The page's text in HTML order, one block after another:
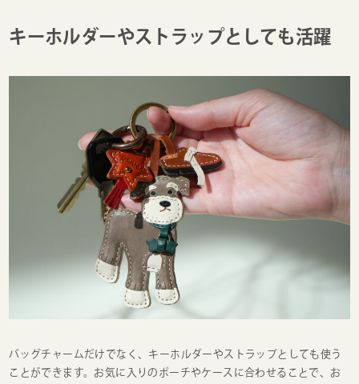
キーホルダーやストラップとしても活躍
バッグチャームだけでなく、キーホルダーやストラップとしても使う
ことができます。お気に入りのポーチやケースに合わせることで、お